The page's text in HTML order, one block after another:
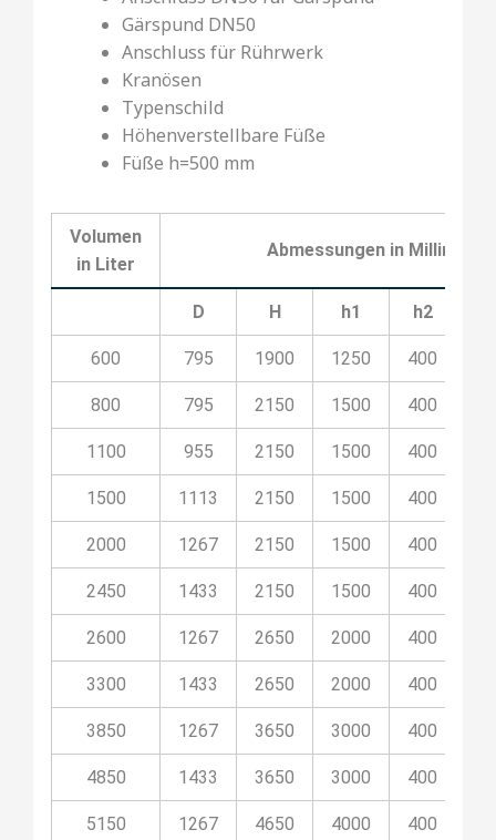
Gärspund DN50
Anschluss für Rührwerk
Kranösen
Typenschild
Höhenverstellbare Füße
Füße h=500 mm
Volumen
in Liter
Abmessungen in Millimeter
D H h1 h2
600 795 1900 1250 400
800 795 2150 1500 400
1100 955 2150 1500 400
1500 1113 2150 1500 400
2000 1267 2150 1500 400
2450 1433 2150 1500 400
2600 1267 2650 2000 400
3300 1433 2650 2000 400
3850 1267 3650 3000 400
4850 1433 3650 3000 400
5150 1267 4650 4000 400